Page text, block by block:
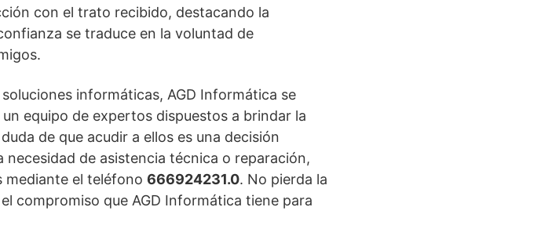
con el trato recibido, destacando la
se traduce en la voluntad de
informáticas, AGD Informática se
equipo de expertos dispuestos a brindar la
de que acudir a ellos es una decisión
de asistencia técnica o reparación,
mediante el teléfono 666924231.0. No pierda la
compromiso que AGD Informática tiene para